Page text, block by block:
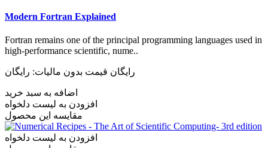
Modern Fortran Explained
Fortran remains one of the principal programming languages used in
high-performance scientific, nume..
رایگان قیمت بدون مالیات: رایگان
اضافه به سبد خرید
افزودن به لیست دلخواه
مقایسه این محصول
افزودن به لیست دلخواه